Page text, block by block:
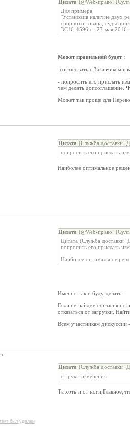
Цитата (@Web-право"
Для примера:
"Установив наличие двух
спорного товара, суды
ЭС16-4596 от 27 мая
Может правильней будет :
-согласовать с Заказчиком
- попросить его прислать
чем делать допсоглашение.
Может так проще для
Цитата (Служба доставки
попросить его прислать
Наиболее оптимальное
Цитата (@Web-право"
Цитата (Служба доставки
попросить его прислать
Наиболее оптимальное
Именно так и буду делать.
Если не найдем согласия по
отказаться от загрузки.
Всем участникам дискуссии
был удален
Цитата (Служба доставки
от руки изменения
Та хоть и от